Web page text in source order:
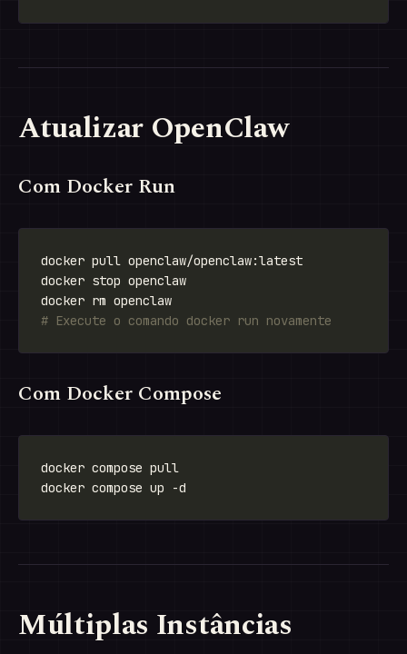
Atualizar OpenClaw
Com Docker Run
# Execute o comando docker run novamente
Com Docker Compose
Múltiplas Instâncias